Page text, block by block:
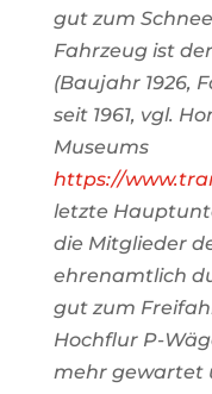
gut zum
Fahrzeug ist
(Baujahr 1926,
seit 1961, vgl.
Museums
https://
letzte
die Mitglieder
ehrenamtlich
gut zum
Hochflur P-
mehr gewartet